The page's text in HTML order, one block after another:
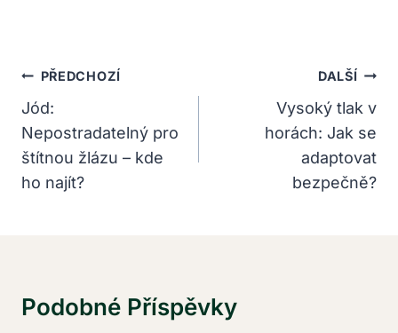
Navigace
Pro
Příspěvek
PŘEDCHOZÍ
Jód:
Nepostradatelný pro
štítnou žlázu – kde
ho najít?
DALŠÍ
Vysoký tlak v
horách: Jak se
adaptovat
bezpečně?
Podobné Příspěvky